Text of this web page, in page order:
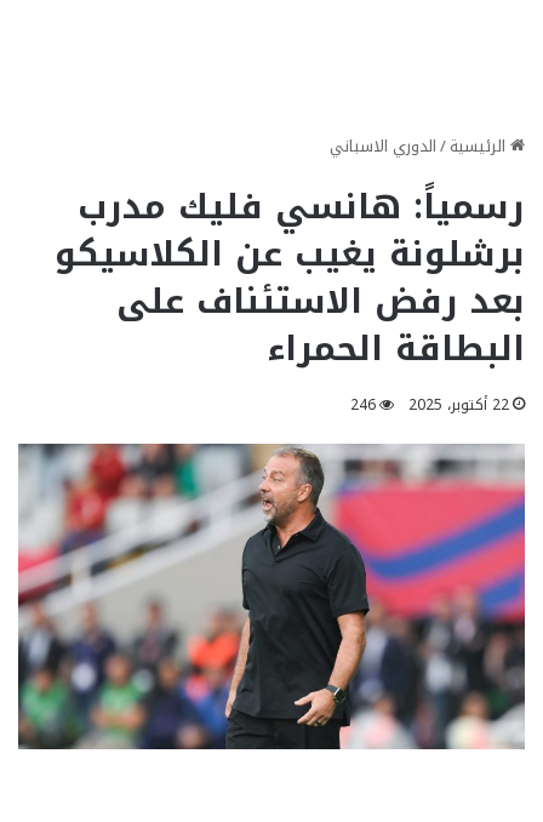
الرئيسية/الدوري الاسباني
رسمياً: هانسي فليك مدرب
برشلونة يغيب عن الكلاسيكو
بعد رفض الاستئناف على
البطاقة الحمراء
22 أكتوبر، 2025 246